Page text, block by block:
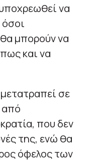
να
μπορούν να
και να
σε
από
που δεν
της, ενώ θα
όφελος των